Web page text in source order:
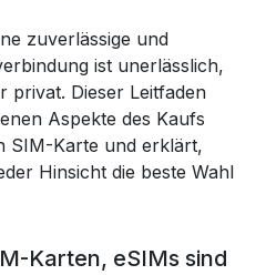
zuverlässige und
ist unerlässlich,
privat. Dieser Leitfaden
Aspekte des Kaufs
SIM-Karte und erklärt,
Hinsicht die beste Wahl
Karten, eSIMs sind